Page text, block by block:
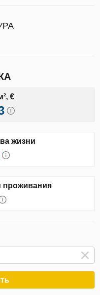
€
жизни
проживания